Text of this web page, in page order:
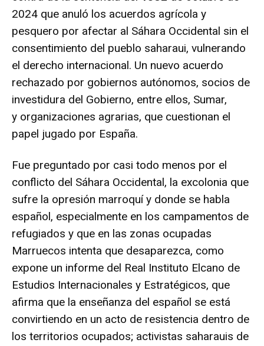
2024 que anuló los acuerdos agrícola y
pesquero por afectar al Sáhara Occidental sin el
consentimiento del pueblo saharaui, vulnerando
el derecho internacional. Un nuevo acuerdo
rechazado por gobiernos autónomos, socios de
investidura del Gobierno, entre ellos, Sumar,
y organizaciones agrarias, que cuestionan el
papel jugado por España.
Fue preguntado por casi todo menos por el
conflicto del Sáhara Occidental, la excolonia que
sufre la opresión marroquí y donde se habla
español, especialmente en los campamentos de
refugiados y que en las zonas ocupadas
Marruecos intenta que desaparezca, como
expone un informe del Real Instituto Elcano de
Estudios Internacionales y Estratégicos, que
afirma que la enseñanza del español se está
convirtiendo en un acto de resistencia dentro de
los territorios ocupados; activistas saharauis de